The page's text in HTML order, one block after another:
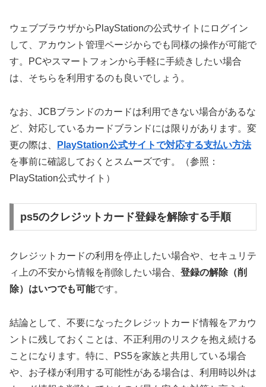
ウェブブラウザからPlayStationの公式サイトにログイン
して、アカウント管理ページからでも同様の操作が可能で
す。PCやスマートフォンから手軽に手続きしたい場合
は、そちらを利用するのも良いでしょう。
なお、JCBブランドのカードは利用できない場合があるな
ど、対応しているカードブランドには限りがあります。変
更の際は、
PlayStation公式サイトで対応する支払い方法
を事前に確認しておくとスムーズです。（参照：
PlayStation公式サイト）
ps5のクレジットカード登録を解除する手順
クレジットカードの利用を停止したい場合や、セキュリテ
ィ上の不安から情報を削除したい場合、 登録の解除（削
除）はいつでも可能です。
結論として、不要になったクレジットカード情報をアカウ
ントに残しておくことは、不正利用のリスクを抱え続ける
ことになります。特に、PS5を家族と共用している場合
や、お子様が利用する可能性がある場合は、利用時以外は